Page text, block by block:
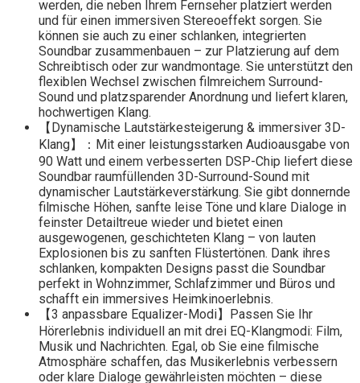
werden, die neben Ihrem Fernseher platziert werden
und für einen immersiven Stereoeffekt sorgen. Sie
können sie auch zu einer schlanken, integrierten
Soundbar zusammenbauen – zur Platzierung auf dem
Schreibtisch oder zur wandmontage. Sie unterstützt den
flexiblen Wechsel zwischen filmreichem Surround-
Sound und platzsparender Anordnung und liefert klaren,
hochwertigen Klang.
【Dynamische Lautstärkesteigerung & immersiver 3D-
Klang】：Mit einer leistungsstarken Audioausgabe von
90 Watt und einem verbesserten DSP-Chip liefert diese
Soundbar raumfüllenden 3D-Surround-Sound mit
dynamischer Lautstärkeverstärkung. Sie gibt donnernde
filmische Höhen, sanfte leise Töne und klare Dialoge in
feinster Detailtreue wieder und bietet einen
ausgewogenen, geschichteten Klang – von lauten
Explosionen bis zu sanften Flüstertönen. Dank ihres
schlanken, kompakten Designs passt die Soundbar
perfekt in Wohnzimmer, Schlafzimmer und Büros und
schafft ein immersives Heimkinoerlebnis.
【3 anpassbare Equalizer-Modi】Passen Sie Ihr
Hörerlebnis individuell an mit drei EQ-Klangmodi: Film,
Musik und Nachrichten. Egal, ob Sie eine filmische
Atmosphäre schaffen, das Musikerlebnis verbessern
oder klare Dialoge gewährleisten möchten – diese